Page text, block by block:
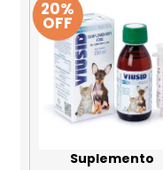
Agregar al carrito
OFF